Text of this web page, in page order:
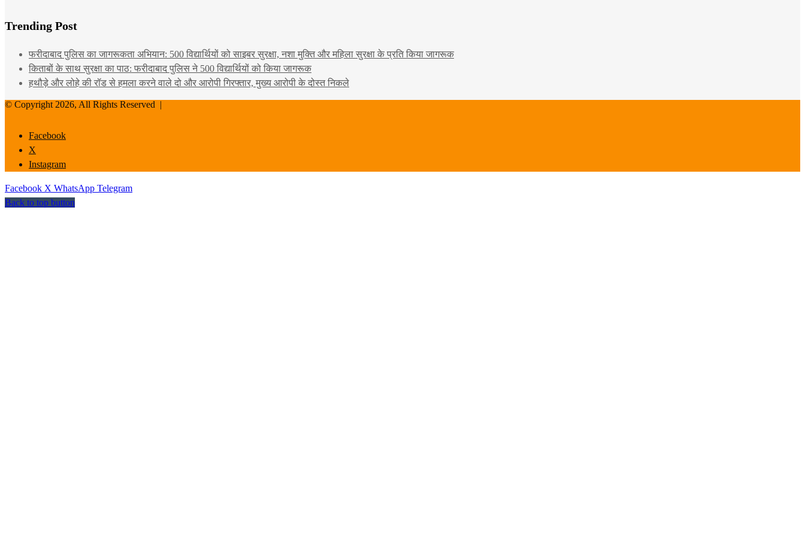
Trending Post
फरीदाबाद पुलिस का जागरूकता अभियान: 500 विद्यार्थियों को साइबर सुरक्षा, नशा मुक्ति और महिला सुरक्षा के प्रति किया जागरूक
किताबों के साथ सुरक्षा का पाठ: फरीदाबाद पुलिस ने 500 विद्यार्थियों को किया जागरूक
हथौड़े और लोहे की रॉड से हमला करने वाले दो और आरोपी गिरफ्तार, मुख्य आरोपी के दोस्त निकले
© Copyright 2026, All Rights Reserved |
Facebook
X
Instagram
Facebook X WhatsApp Telegram
Back to top button